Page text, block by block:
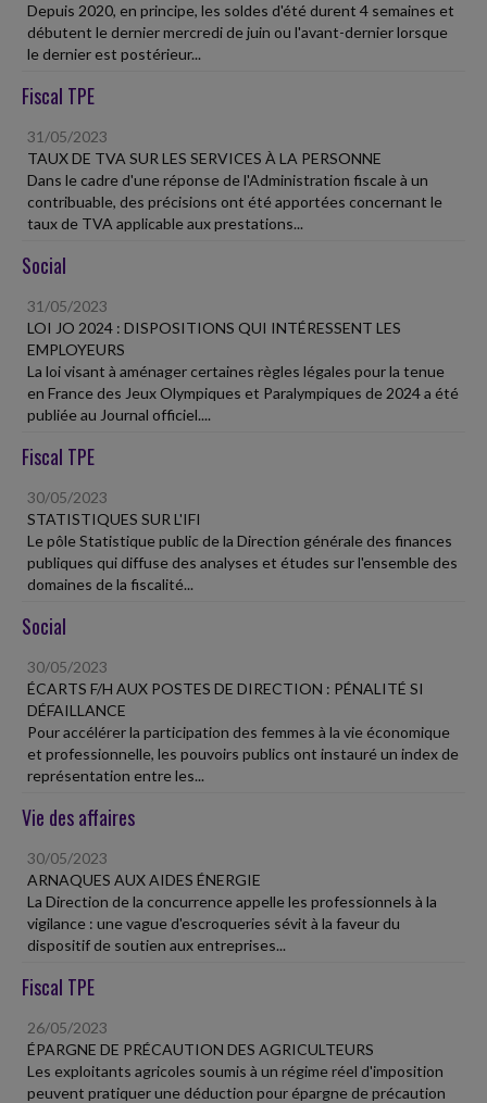
Depuis 2020, en principe, les soldes d'été durent 4 semaines et
débutent le dernier mercredi de juin ou l'avant-dernier lorsque
le dernier est postérieur...
Fiscal TPE
31/05/2023
TAUX DE TVA SUR LES SERVICES À LA PERSONNE
Dans le cadre d'une réponse de l'Administration fiscale à un
contribuable, des précisions ont été apportées concernant le
taux de TVA applicable aux prestations...
Social
31/05/2023
LOI JO 2024 : DISPOSITIONS QUI INTÉRESSENT LES
EMPLOYEURS
La loi visant à aménager certaines règles légales pour la tenue
en France des Jeux Olympiques et Paralympiques de 2024 a été
publiée au Journal officiel....
Fiscal TPE
30/05/2023
STATISTIQUES SUR L'IFI
Le pôle Statistique public de la Direction générale des finances
publiques qui diffuse des analyses et études sur l'ensemble des
domaines de la fiscalité...
Social
30/05/2023
ÉCARTS F/H AUX POSTES DE DIRECTION : PÉNALITÉ SI
DÉFAILLANCE
Pour accélérer la participation des femmes à la vie économique
et professionnelle, les pouvoirs publics ont instauré un index de
représentation entre les...
Vie des affaires
30/05/2023
ARNAQUES AUX AIDES ÉNERGIE
La Direction de la concurrence appelle les professionnels à la
vigilance : une vague d'escroqueries sévit à la faveur du
dispositif de soutien aux entreprises...
Fiscal TPE
26/05/2023
ÉPARGNE DE PRÉCAUTION DES AGRICULTEURS
Les exploitants agricoles soumis à un régime réel d'imposition
peuvent pratiquer une déduction pour épargne de précaution